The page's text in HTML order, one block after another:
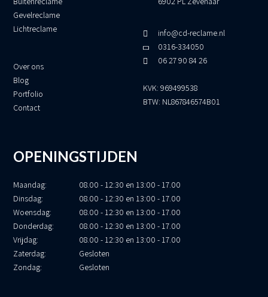
Gevelreclame
Lichtreclame
Over ons
Blog
Portfolio
Contact
info@cd-reclame.nl
0316-334050
06 27 90 84 26
KVK: 969499538
BTW: NL867846574B01
OPENINGSTIJDEN
Maandag:
08.00 - 12:30 en 13:00 - 17.00
Dinsdag:
08.00 - 12:30 en 13:00 - 17.00
Woensdag:
08.00 - 12:30 en 13:00 - 17.00
Donderdag:
08.00 - 12:30 en 13:00 - 17.00
Vrijdag:
08.00 - 12:30 en 13:00 - 17.00
Zaterdag:
Gesloten
Zondag:
Gesloten